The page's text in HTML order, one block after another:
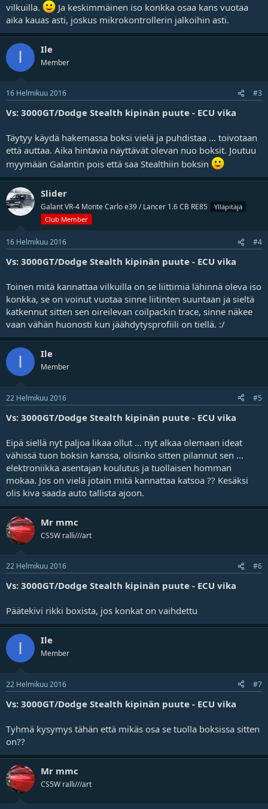
vilkuilla.
Ja keskimmäinen iso konkka osaa kans vuotaa
aika kauas asti, joskus mikrokontrollerin jalkoihin asti.
I Ile
Member
16 Helmikuu 2016 #3
Vs: 3000GT/Dodge Stealth kipinän puute - ECU vika
Täytyy käydä hakemassa boksi vielä ja puhdistaa ... toivotaan
että auttaa. Aika hintavia näyttävät olevan nuo boksit. Joutuu
myymään Galantin pois että saa Stealthiin boksin
Slider
Galant VR-4 Monte Carlo e39 / Lancer 1.6 CB RE85
Ylläpitäjä
Club Member
16 Helmikuu 2016 #4
Vs: 3000GT/Dodge Stealth kipinän puute - ECU vika
Toinen mitä kannattaa vilkuilla on se liittimiä lähinnä oleva iso
konkka, se on voinut vuotaa sinne liitinten suuntaan ja sieltä
katkennut sitten sen oireilevan coilpackin trace, sinne näkee
vaan vähän huonosti kun jäähdytysprofiili on tiellä. :/
I Ile
Member
22 Helmikuu 2016 #5
Vs: 3000GT/Dodge Stealth kipinän puute - ECU vika
Eipä siellä nyt paljoa likaa ollut ... nyt alkaa olemaan ideat
vähissä tuon boksin kanssa, olisinko sitten pilannut sen ...
elektroniikka asentajan koulutus ja tuollaisen homman
mokaa. Jos on vielä jotain mitä kannattaa katsoa ?? Kesäksi
olis kiva saada auto tallista ajoon.
Mr mmc
CS5W ralli///art
22 Helmikuu 2016 #6
Vs: 3000GT/Dodge Stealth kipinän puute - ECU vika
Päätekivi rikki boxista, jos konkat on vaihdettu
I Ile
Member
22 Helmikuu 2016 #7
Vs: 3000GT/Dodge Stealth kipinän puute - ECU vika
Tyhmä kysymys tähän että mikäs osa se tuolla boksissa sitten
on??
Mr mmc
CS5W ralli///art